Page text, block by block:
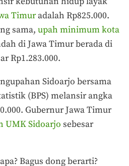
Timuradalah Rp825.000.
sama, upah minimum kota
di Jawa Timur berada di
Rp1.283.000.
Sidoarjo bersama
(BPS) melansir angka
Gubernur Jawa Timur
UMK Sidoarjo sebesar
Bagus dong berarti?